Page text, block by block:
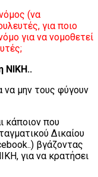
(να
για ποιο
για να νομοθετεί
ΝΙΚΗ..
μην τους φύγουν
κάποιον που
Δικαίου
βγάζοντας
για να κρατήσει